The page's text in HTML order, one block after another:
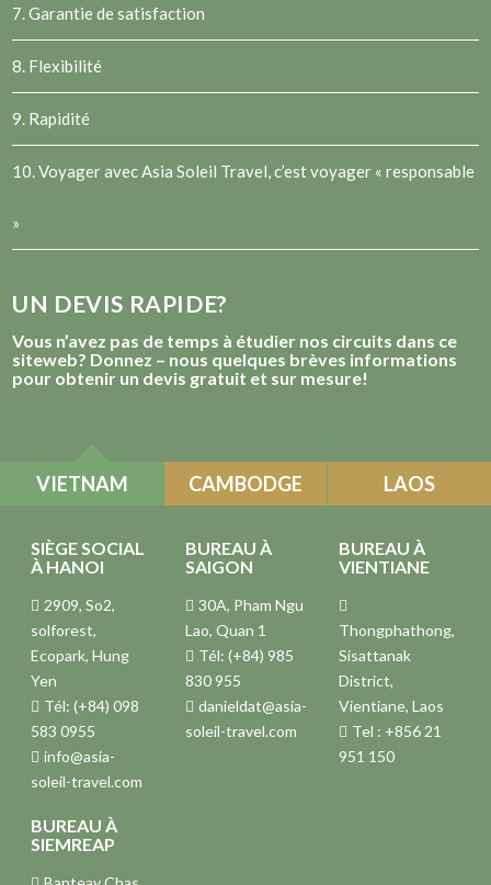
7. Garantie de satisfaction
8. Flexibilité
9. Rapidité
10. Voyager avec Asia Soleil Travel, c’est voyager « responsable
»
UN DEVIS RAPIDE?
Vous n’avez pas de temps à étudier nos circuits dans ce
siteweb? Donnez – nous quelques brèves informations
pour obtenir un devis gratuit et sur mesure!
VIETNAM CAMBODGE LAOS
SIÈGE SOCIAL
À HANOI
2909, So2,
solforest,
Ecopark, Hung
Yen
Tél: (+84) 098
583 0955
info@asia-
soleil-travel.com
BUREAU À
SAIGON
30A, Pham Ngu
Lao, Quan 1
Tél: (+84) 985
830 955
danieldat@asia-
soleil-travel.com
BUREAU À
VIENTIANE
Thongphathong,
Sisattanak
District,
Vientiane, Laos
Tel : +856 21
951 150
BUREAU À
SIEMREAP